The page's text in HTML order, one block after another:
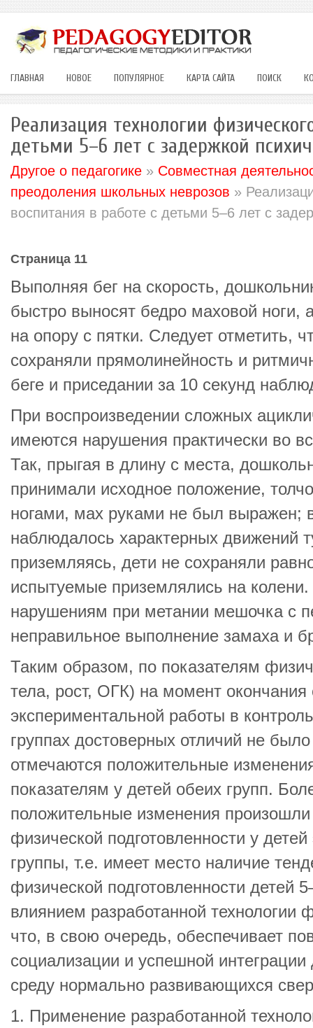
ГЛАВНАЯ НОВОЕ ПОПУЛЯРНОЕ КАРТА САЙТА ПОИСК
Реализация технологии
детьми 5–6 лет с задержкой
Другое о педагогике » Совместная
преодоления школьных неврозов »
воспитания в работе с детьми 5–6 лет с
Страница 11
Выполняя бег на скорость,
быстро выносят бедро маховой ноги,
на опору с пятки. Следует отметить,
сохраняли прямолинейность и
беге и приседании за 10 секунд
При воспроизведении сложных
имеются нарушения практически во
Так, прыгая в длину с места,
принимали исходное положение,
ногами, мах руками не был выражен;
наблюдалось характерных движений
приземляясь, дети не сохраняли
испытуемые приземлялись на
нарушениям при метании мешочка с
неправильное выполнение замаха и
Таким образом, по показателям
тела, рост, ОГК) на момент окончания
экспериментальной работы в
группах достоверных отличий не
отмечаются положительные
показателям у детей обеих групп.
положительные изменения
физической подготовленности у
группы, т.е. имеет место наличие
физической подготовленности детей
влиянием разработанной технологии
что, в свою очередь, обеспечивает
социализации и успешной интеграции
среду нормально развивающихся
1. Применение разработанной